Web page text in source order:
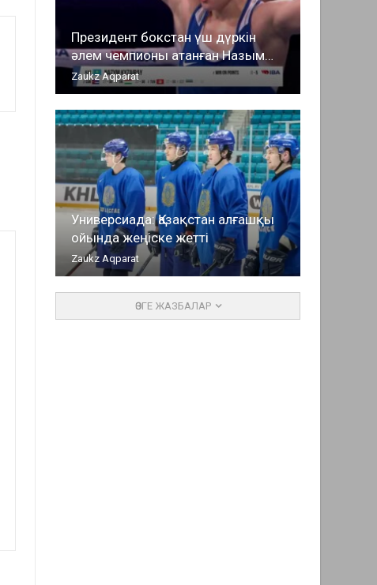
Президент бокстан үш дүркін
әлем чемпионы атанған Назым…
Zaukz Aqparat
Универсиада: Қазақстан алғашқы
ойында жеңіске жетті
Zaukz Aqparat
ӨЗГЕ ЖАЗБАЛАР